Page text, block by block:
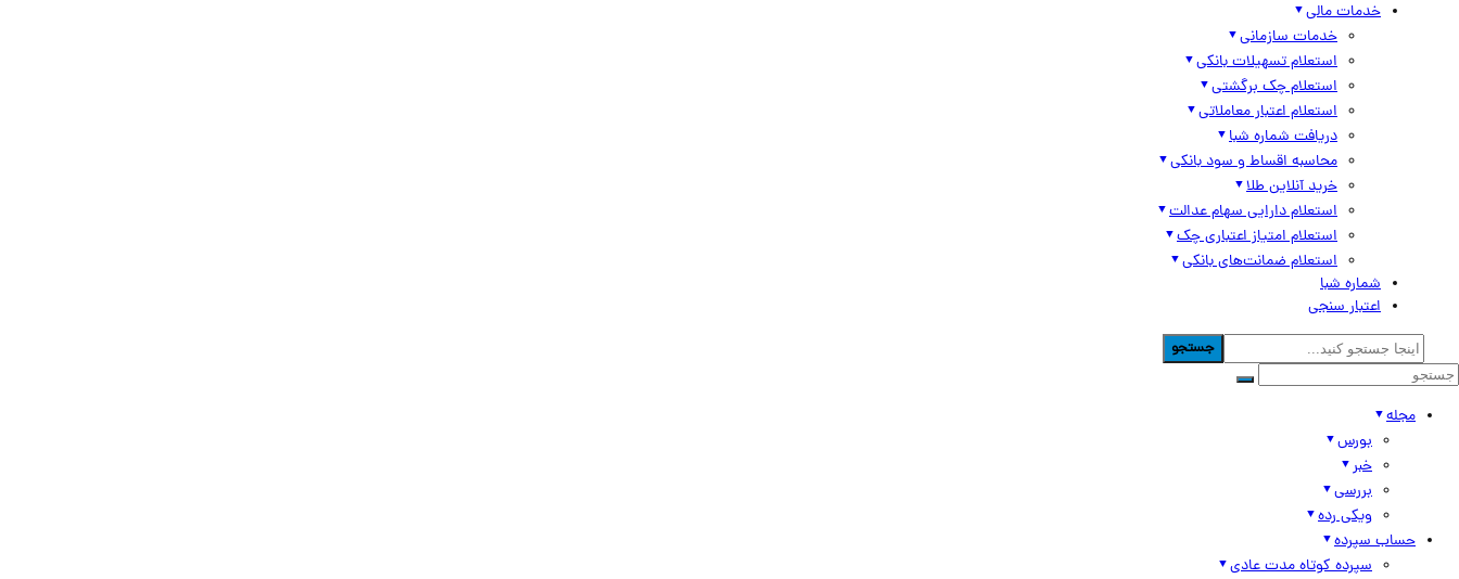
خدمات مالی
خدمات سازمانی
استعلام تسهیلات بانکی
استعلام چک برگشتی
استعلام اعتبار معاملاتی
دریافت شماره شبا
محاسبه اقساط و سود بانکی
خرید آنلاین طلا
استعلام دارایی سهام عدالت
استعلام امتیاز اعتباری چک
استعلام ضمانت‌های بانکی
شماره شبا
اعتبار سنجی
جستجو
مجله
بورس
خبر
بررسی
ویکی رده
حساب سپرده
سپرده کوتاه مدت عادی